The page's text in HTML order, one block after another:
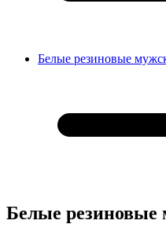
Белые резиновые
Белые резиновые